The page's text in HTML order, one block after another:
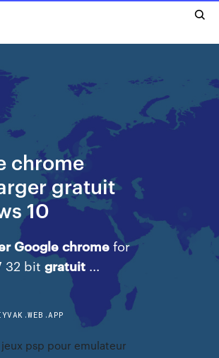
chrome
gratuit
10
Google chrome for
32 bitgratuit ...
psp pour emulateur